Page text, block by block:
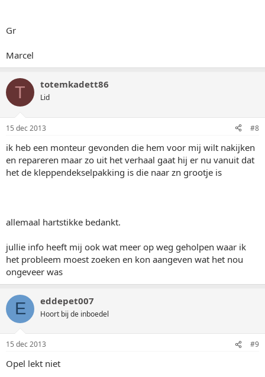
Gr
Marcel
T totemkadett86
Lid
15 dec 2013 #8
ik heb een monteur gevonden die hem voor mij wilt nakijken
en repareren maar zo uit het verhaal gaat hij er nu vanuit dat
het de kleppendekselpakking is die naar zn grootje is
allemaal hartstikke bedankt.
jullie info heeft mij ook wat meer op weg geholpen waar ik
het probleem moest zoeken en kon aangeven wat het nou
ongeveer was
E eddepet007
Hoort bij de inboedel
15 dec 2013 #9
Opel lekt niet